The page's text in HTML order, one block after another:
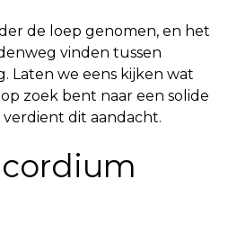
de loep genomen, en het
vinden tussen
Laten we eens kijken wat
zoek bent naar een solide
verdient dit aandacht.